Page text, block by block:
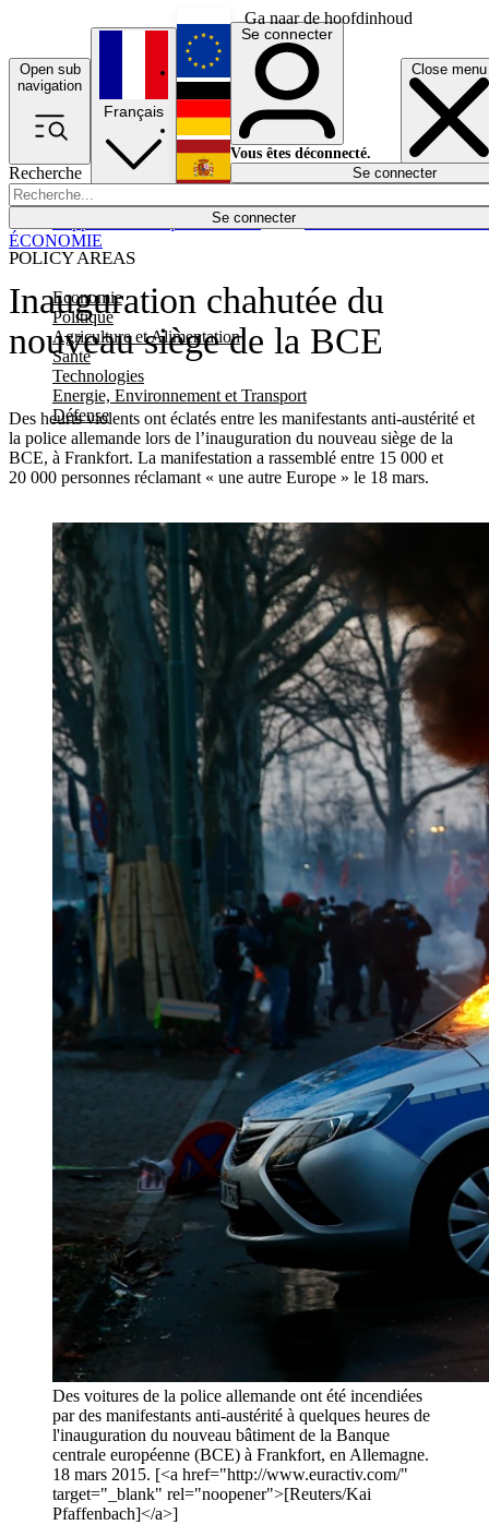
Ga naar de hoofdinhoud
Open sub
navigation
Close menu
Recherche
Se connecter
POLICY AREAS
Economie
Politique
Agriculture et Alimentation
Santé
Technologies
Energie, Environnement et Transport
Défense
Économie
Français
English
Deutsch
Español
Se connecter
Vous êtes déconnecté.
Se connecter
Inauguration chahutée du
nouveau siège de la BCE
Des heurts violents ont éclatés entre les manifestants anti-austérité et
la police allemande lors de l’inauguration du nouveau siège de la
BCE, à Frankfort. La manifestation a rassemblé entre 15 000 et
20 000 personnes réclamant « une autre Europe » le 18 mars.
ÉCONOMIE
Des voitures de la police allemande ont été incendiées
par des manifestants anti-austérité à quelques heures de
l'inauguration du nouveau bâtiment de la Banque
centrale européenne (BCE) à Frankfort, en Allemagne.
18 mars 2015. [<a href="http://www.euractiv.com/"
target="_blank" rel="noopener">[Reuters/Kai
Pfaffenbach]</a>]